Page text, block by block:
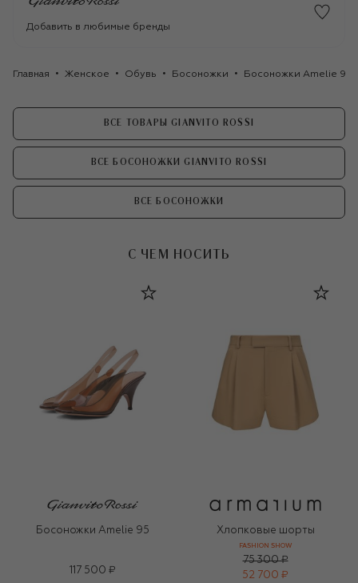
Добавить в любимые бренды
Главная Женское Обувь Босоножки Босоножки Amelie 95
ВСЕ ТОВАРЫ GIANVITO ROSSI
ВСЕ БОСОНОЖКИ GIANVITO ROSSI
ВСЕ БОСОНОЖКИ
С ЧЕМ НОСИТЬ
Босоножки Amelie 95
117 500 ₽
Хлопковые шорты
FASHION SHOW
75 300 ₽
52 700 ₽